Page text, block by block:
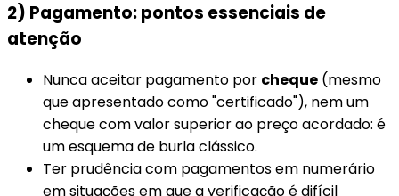
2) Pagamento: pontos essenciais de
atenção
Nunca aceitar pagamento por cheque (mesmo
que apresentado como "certificado"), nem um
cheque com valor superior ao preço acordado: é
um esquema de burla clássico.
Ter prudência com pagamentos em numerário
em situações em que a verificação é difícil